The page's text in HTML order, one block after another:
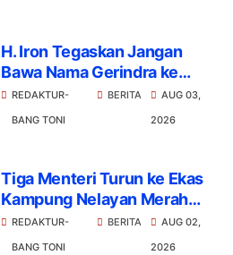
H. Iron Tegaskan Jangan
Bawa Nama Gerindra ke
Kasus LAZ
REDAKTUR-
BANG TONI
BERITA
AUG 03,
2026
Tiga Menteri Turun ke Ekas
Kampung Nelayan Merah
Putih Siap Operasi
Desember
REDAKTUR-
BANG TONI
BERITA
AUG 02,
2026